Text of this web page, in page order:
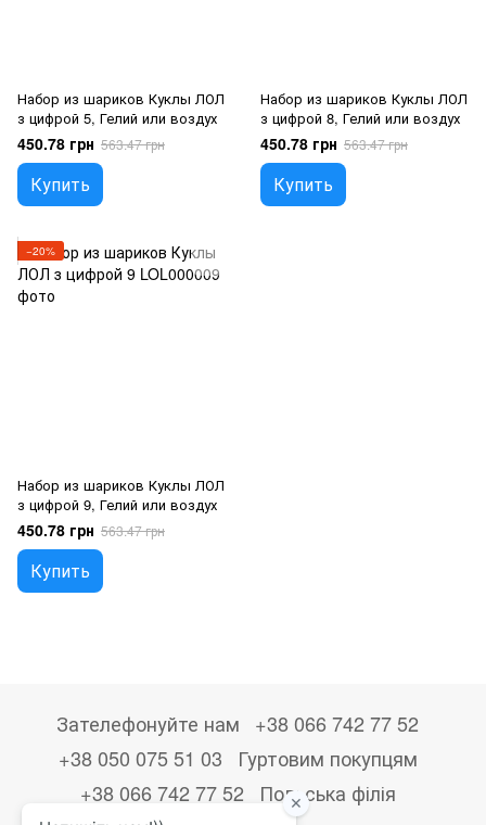
Набор из шариков Куклы ЛОЛ
з цифрой 5, Гелий или воздух
450.78 грн 563.47 грн
Купить
Набор из шариков Куклы ЛОЛ
з цифрой 8, Гелий или воздух
450.78 грн 563.47 грн
Купить
−20%
Набор из шариков Куклы ЛОЛ
з цифрой 9, Гелий или воздух
450.78 грн 563.47 грн
Купить
Зателефонуйте нам
+38 066 742 77 52
+38 050 075 51 03
Гуртовим покупцям
+38 066 742 77 52
Польська філія